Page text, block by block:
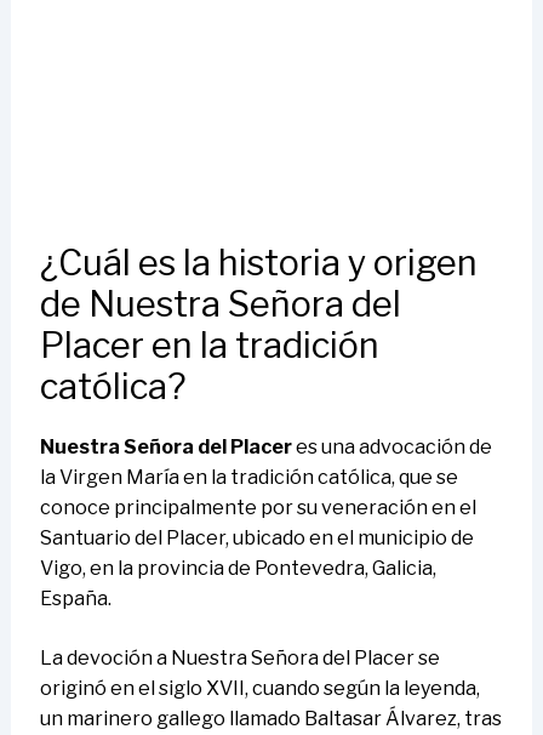
¿Cuál es la historia y origen
de Nuestra Señora del
Placer en la tradición
católica?
Nuestra Señora del Placeres una advocación de
la Virgen María en la tradición católica, que se
conoce principalmente por su veneración en el
Santuario del Placer, ubicado en el municipio de
Vigo, en la provincia de Pontevedra, Galicia,
España.
La devoción a Nuestra Señora del Placer se
originó en el siglo XVII, cuando según la leyenda,
un marinero gallego llamado Baltasar Álvarez, tras